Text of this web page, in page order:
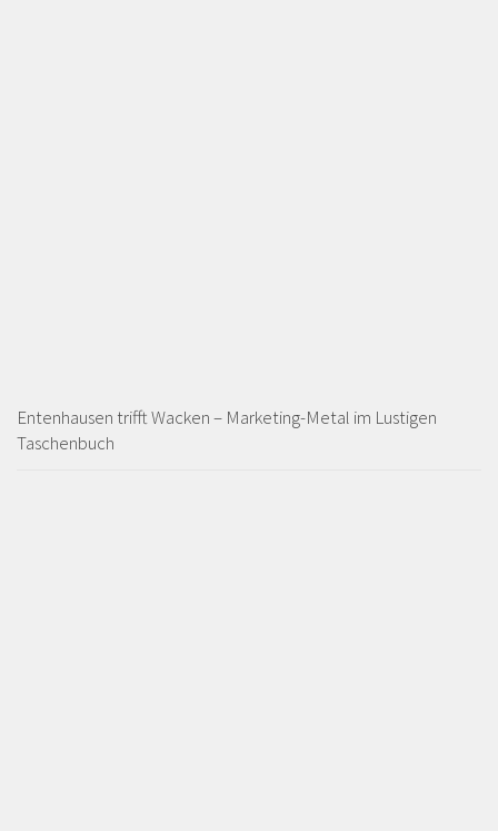
Entenhausen trifft Wacken – Marketing-Metal im Lustigen
Taschenbuch